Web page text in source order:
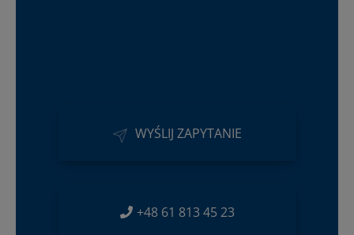
WYŚLIJ ZAPYTANIE
+48 61 813 45 23